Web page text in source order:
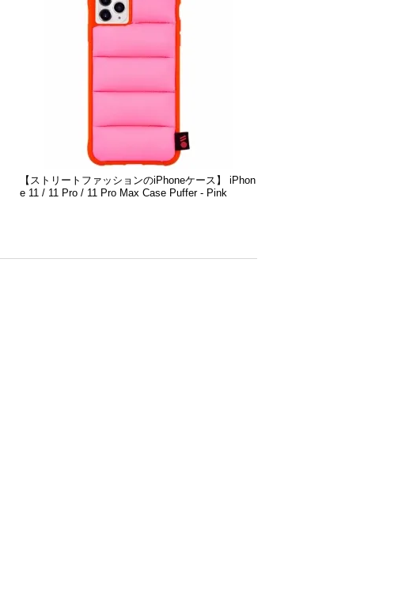
【ストリートファッションのiPhoneケース】 iPhon
e 11 / 11 Pro / 11 Pro Max Case Puffer - Pink